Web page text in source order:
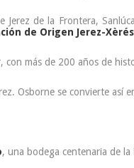
de la Frontera,
de Origen Jerez-
con más de 200 años de
Osborne se convierte así
, una bodega centenaria de la